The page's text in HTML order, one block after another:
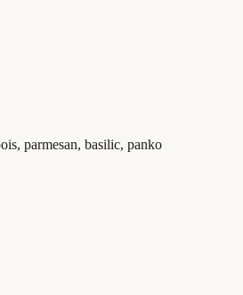
parmesan, basilic, panko